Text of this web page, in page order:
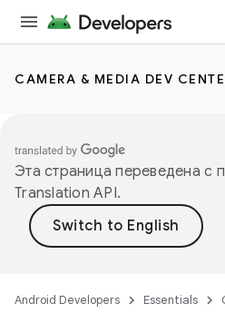
CAMERA & MEDIA DEV
Эта страница переведена с
Translation API.
Android Developers Essentials